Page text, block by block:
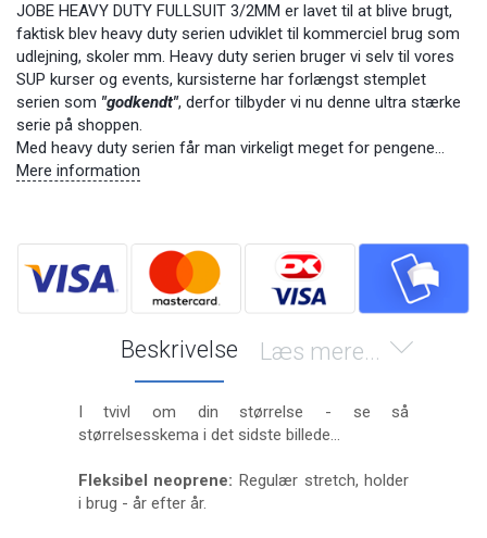
JOBE HEAVY DUTY FULLSUIT 3/2MM er lavet til at blive brugt,
faktisk blev heavy duty serien udviklet til kommerciel brug som
udlejning, skoler mm. Heavy duty serien bruger vi selv til vores
SUP kurser og events, kursisterne har forlængst stemplet
serien som "godkendt", derfor tilbyder vi nu denne ultra stærke
serie på shoppen.
Med heavy duty serien får man virkeligt meget for pengene...
Mere information
Læs mere...
Beskrivelse
I tvivl om din størrelse - se så
størrelsesskema i det sidste billede...
Fleksibel neoprene: Regulær stretch, holder
i brug - år efter år.